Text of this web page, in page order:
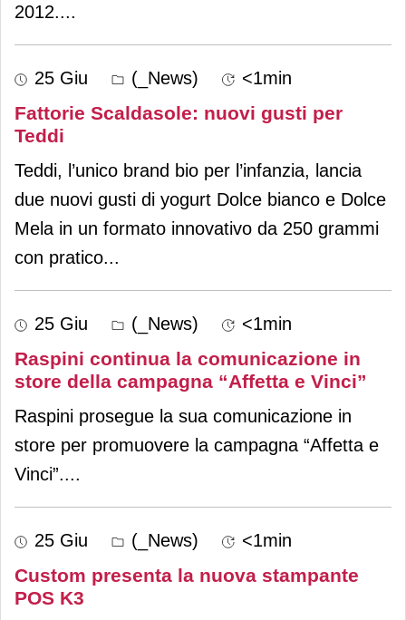
2012....
25 Giu (_News) <1min
Fattorie Scaldasole: nuovi gusti per
Teddi
Teddi, l’unico brand bio per l’infanzia, lancia
due nuovi gusti di yogurt Dolce bianco e Dolce
Mela in un formato innovativo da 250 grammi
con pratico...
25 Giu (_News) <1min
Raspini continua la comunicazione in
store della campagna “Affetta e Vinci”
Raspini prosegue la sua comunicazione in
store per promuovere la campagna “Affetta e
Vinci”....
25 Giu (_News) <1min
Custom presenta la nuova stampante
POS K3